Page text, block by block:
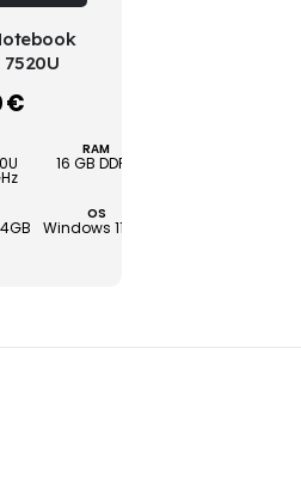
Optionen
auf
7520U
€
RAM
16 GB DDR5
OS
Windows 11 Pro